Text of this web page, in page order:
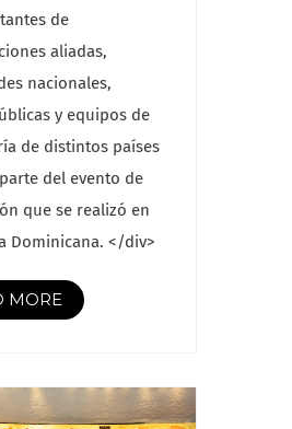
de
aliadas,
nacionales,
y equipos de
de distintos países
del evento de
que se realizó en
Dominicana. </div>
MORE